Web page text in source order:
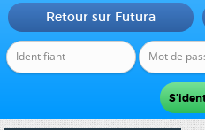
Retour sur Futura